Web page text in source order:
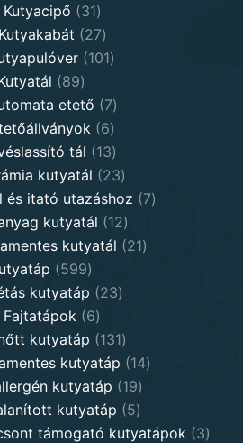
Kutyacipő 3131
products
Kutyakabát 2727
products
101101
8989
products
etető 77
products
66
products
tál 1313
products
kutyatál 2323
products
és itató utazáshoz 77
kutyatál 1212
products
kutyatál 2121
599599
products
kutyatáp 2323
Fajtatápok 66
products
kutyatáp 131131
products
kutyatáp 1414
kutyatáp 1919
products
kutyatáp 55
products
támogató kutyatápok 33